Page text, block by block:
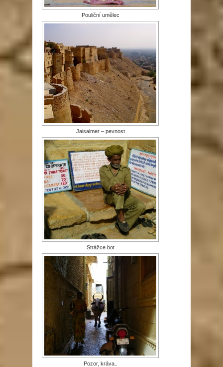
Pouliční umělec
Jaisalmer – pevnost
Strážce bot
Pozor, kráva..